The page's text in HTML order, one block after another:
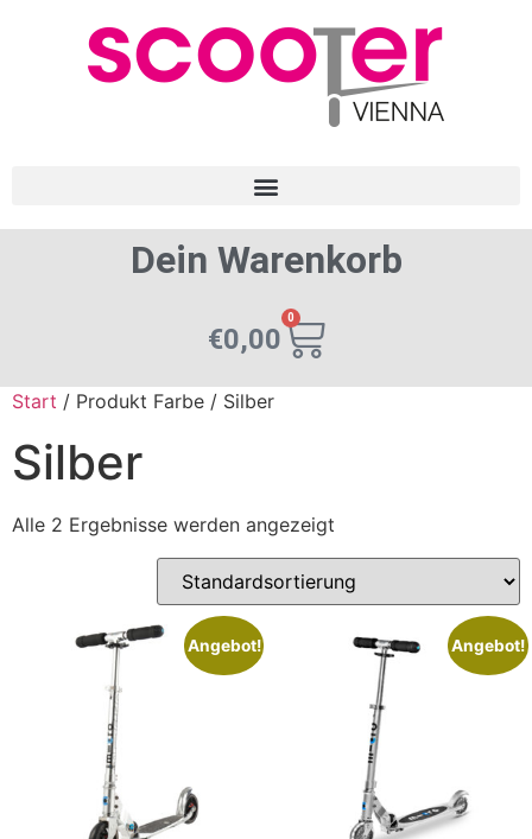
Dein Warenkorb
€0,00
0
Start / Produkt Farbe / Silber
Silber
Alle 2 Ergebnisse werden angezeigt
Angebot! Angebot!